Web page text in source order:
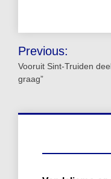
Bericht
navigatie
Previous:
Vooruit Sint-Truiden
graag”